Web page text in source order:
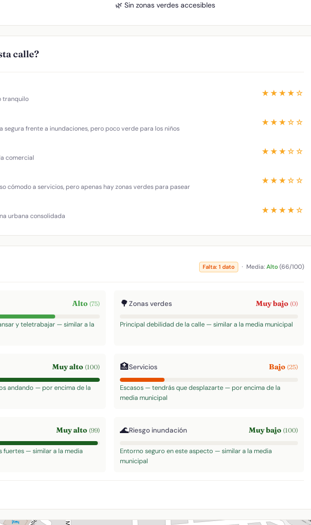
🌿 Sin zonas verdes accesibles
calle?
tranquilo
★★★★☆
segura frente a inundaciones, pero poco verde para los niños
★★★☆☆
comercial
★★★☆☆
cómodo a servicios, pero apenas hay zonas verdes para pasear
★★★☆☆
urbana consolidada
★★★★☆
Falta: 1 dato · Media:Alto(66/100)
Alto (75)
y teletrabajar — similar a la
🌳Zonas verdes Muy bajo (0)
Principal debilidad de la calle — similar a la media municipal
Muy alto (100)
andando — por encima de la
🏥Servicios Bajo (25)
Escasos — tendrás que desplazarte — por encima de la
media municipal
Muy alto (99)
fuertes — similar a la media
🌊Riesgo inundación Muy bajo (100)
Entorno seguro en este aspecto — similar a la media
municipal